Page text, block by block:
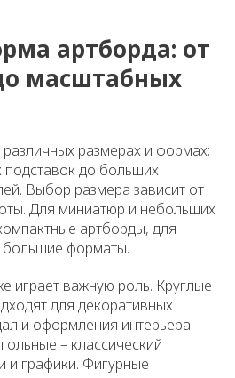
артборда: от
масштабных
размерах и формах:
подставок до больших
Выбор размера зависит от
Для миниатюр и небольших
артборды, для
большие форматы.
играет важную роль. Круглые
для декоративных
и оформления интерьера.
– классический
и графики. Фигурные